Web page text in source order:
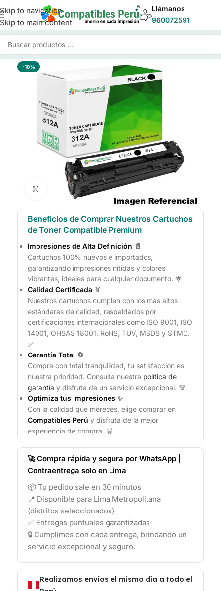
Skip to navigation
Skip to main content
Llámanos
960072591
Inicio/Toner para Impresoras/Toner Compatible HP
-10%
Click to enlarge
Beneficios de Comprar Nuestros Cartuchos
de Toner Compatible Premium
Impresiones de Alta Definición 📄
Cartuchos 100% nuevos e importados,
garantizando impresiones nítidas y colores
vibrantes, ideales para cualquier documento. 🌟
Calidad Certificada 🏅
Nuestros cartuchos cumplen con los más altos
estándares de calidad, respaldados por
certificaciones internacionales como ISO 9001, ISO
14001, OHSAS 18001, RoHS, TUV, MSDS y STMC.
✅
Garantía Total 🔄
Compra con total tranquilidad, tu satisfacción es
nuestra prioridad. Consulta nuestra política de
garantía y disfruta de un servicio excepcional. 💯
Optimiza tus Impresiones ✨
Con la calidad que mereces, elige comprar en
Compatibles Perú y disfruta de la mejor
experiencia de compra. 🛒
🚀 Compra rápida y segura por WhatsApp |
Contraentrega solo en Lima
📦 Tu pedido sale en 30 minutos
📍 Disponible para Lima Metropolitana
(distritos seleccionados)
✅ Entregas puntuales garantizadas
🔒 Cumplimos con cada entrega, brindando un
servicio excepcional y seguro.
Realizamos envíos el mismo día a todo el